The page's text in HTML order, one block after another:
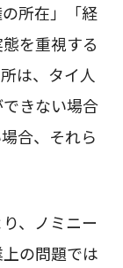
所在」「経
を重視する
は、タイ人
きない場合
合、それら
、ノミニー
の問題では